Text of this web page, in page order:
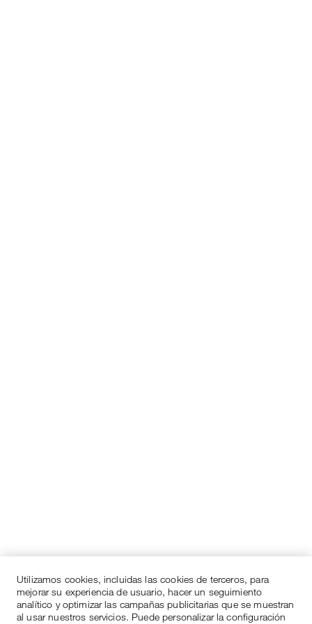
Utilizamos cookies, incluidas las cookies de terceros, para
mejorar su experiencia de usuario, hacer un seguimiento
analítico y optimizar las campañas publicitarias que se muestran
al usar nuestros servicios. Puede personalizar la configuración